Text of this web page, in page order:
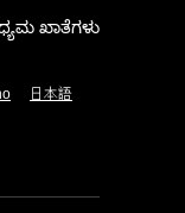
ಖಾತೆಗಳು
日本語